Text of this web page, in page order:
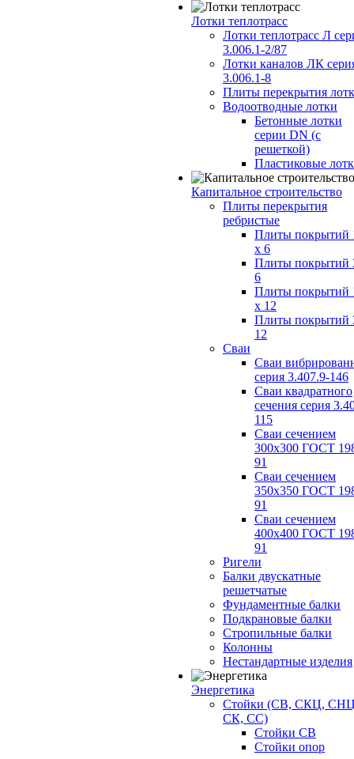
Лотки теплотрасс
Лотки теплотрасс Л
3.006.1-2/87
Лотки каналов ЛК
3.006.1-8
Плиты перекрытия
Водоотводные лотки
Бетонные лотки
серии DN (с
решеткой)
Пластиковые
Капитальное строительство
Плиты перекрытия
ребристые
Плиты покрытий
x 6
Плиты покрытий
6
Плиты покрытий
x 12
Плиты покрытий
12
Сваи
Сваи
серия 3.407.9-146
Сваи квадратного
сечения серия
115
Сваи сечением
300х300 ГОСТ
91
Сваи сечением
350х350 ГОСТ
91
Сваи сечением
400х400 ГОСТ
91
Ригели
Балки двускатные
решетчатые
Фундаментные балки
Подкрановые балки
Стропильные балки
Колонны
Нестандартные изделия
Энергетика
Стойки (СВ, СКЦ,
СК, СС)
Стойки СВ
Стойки опор